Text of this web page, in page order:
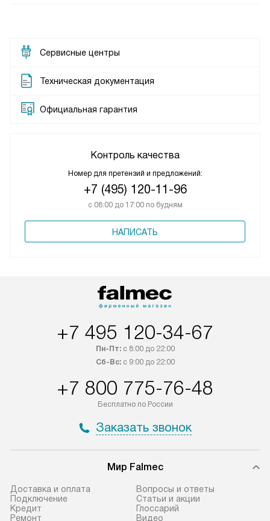
Сервисные центры
Техническая документация
Официальная гарантия
Контроль качества
Номер для претензий и предложений:
+7 (495) 120-11-96
с 08:00 до 17:00 по будням
НАПИСАТЬ
+7 495 120-34-67
Пн-Пт:с 8:00 до 22:00
Сб-Вс:с 9:00 до 22:00
+7 800 775-76-48
Бесплатно по России
Заказать звонок
Мир Falmec
Доставка и оплата
Подключение
Кредит
Ремонт
Вопросы и ответы
Статьи и акции
Глоссарий
Видео